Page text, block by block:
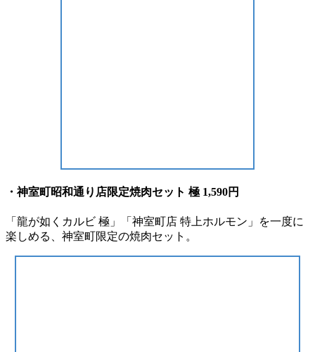
・神室町昭和通り店限定焼肉セット 極 1,590円
「⿓が如くカルビ 極」「神室町店 特上ホルモン」を⼀度に
楽しめる、神室町限定の焼⾁セット。